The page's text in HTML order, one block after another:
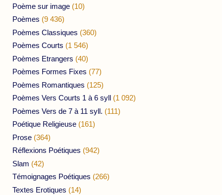
Poème sur image (10)
Poèmes (9 436)
Poèmes Classiques (360)
Poèmes Courts (1 546)
Poèmes Etrangers (40)
Poèmes Formes Fixes (77)
Poèmes Romantiques (125)
Poèmes Vers Courts 1 à 6 syll (1 092)
Poèmes Vers de 7 à 11 syll. (111)
Poétique Religieuse (161)
Prose (364)
Réflexions Poétiques (942)
Slam (42)
Témoignages Poétiques (266)
Textes Erotiques (14)